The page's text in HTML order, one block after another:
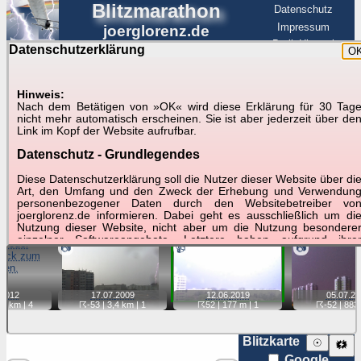
Datenschutzerklärung
Hinweis:
Nach dem Betätigen von »OK« wird diese Erklärung für 30 Tage
nicht mehr automatisch erscheinen. Sie ist aber jederzeit über den
Link im Kopf der Website aufrufbar.
Datenschutz - Grundlegendes
Diese Datenschutzerklärung soll die Nutzer dieser Website über die
Art, den Umfang und den Zweck der Erhebung und Verwendung
personenbezogener Daten durch den Websitebetreiber von
joerglorenz.de informieren. Dabei geht es ausschließlich um die
Nutzung dieser Website, nicht aber um die Nutzung besonderer
einzelner Softwareangebote. Letztere haben aufgrund ihrer
Funktionen Besonderheiten, so dass verschiedene Daten
gespeichert werden müssen, die für das Funktionieren erforderlich
sind. Hier ist es wichtig, dass Sie selbst zum Testen dieser
Funktionen möglichst erfundene Daten verwenden. Ansonsten wird
auf die spezifischen Besonderheiten beim jeweiligen Angebot
gesondert hingewiesen.
Generell gilt: Wenn Sie ein Angebot bei den Add-Ins nutzen, bei
dem Daten übertragen werden, werden diese Daten auf dem
Blitzmarathon
joerglorenz.de
Datenschutz
Impressum
BerlinHimmel
Blitzmarathon
Gewitter über Berlin:
stärkste Blitze
Tipp:Auf der Karte beim Einzelfoto können
Sie auf ihre Position tippen und sehen, wie
weit die gewählte Position zu den Blitzen auf dem Foto bzw.
im Video entfernt ist. Quelle der Blitzdaten:
kachelmannwetter. Doppelklick auf Thumb zum Anzeigen.
2012
km |4
📷
17.07. 2009
☈-53| 3,4 km |1
📹
12.06. 2019
☈52| 177 m |1
📷
05.07.
☈-52| 883
Blitzkarte 🗱
☉